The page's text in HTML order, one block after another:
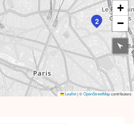
2
+
−
Leaflet|©OpenStreetMapcontributors